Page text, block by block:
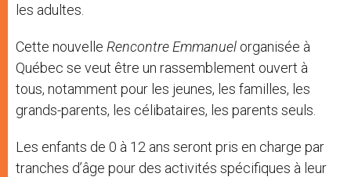
les adultes.
Cette nouvelle Rencontre Emmanuel organisée à
Québec se veut être un rassemblement ouvert à
tous, notamment pour les jeunes, les familles, les
grands-parents, les célibataires, les parents seuls.
Les enfants de 0 à 12 ans seront pris en charge par
tranches d’âge pour des activités spécifiques à leur